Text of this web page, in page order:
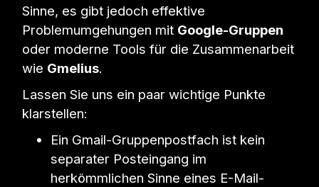
Sinne, es gibt jedoch effektive
Problemumgehungen mit Google-Gruppen
oder moderne Tools für die Zusammenarbeit
wie Gmelius.
Lassen Sie uns ein paar wichtige Punkte
klarstellen:
Ein Gmail-Gruppenpostfach ist kein
separater Posteingang im
herkömmlichen Sinne eines E-Mail-